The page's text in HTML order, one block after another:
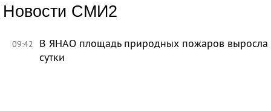
Новости СМИ2
09:42
В ЯНАО площадь природных пожаров выросла
сутки